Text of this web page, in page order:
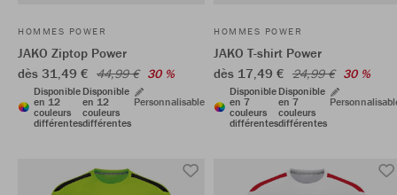
HOMMES POWER
JAKO Ziptop Power
dès 31,49 € 44,99 € 30 %
Disponible
en 12
couleurs
différentes
Disponible
en 12
couleurs
différentes
Personnalisable
HOMMES POWER
JAKO T-shirt Power
dès 17,49 € 24,99 € 30 %
Disponible
en 7
couleurs
différentes
Disponible
en 7
couleurs
différentes